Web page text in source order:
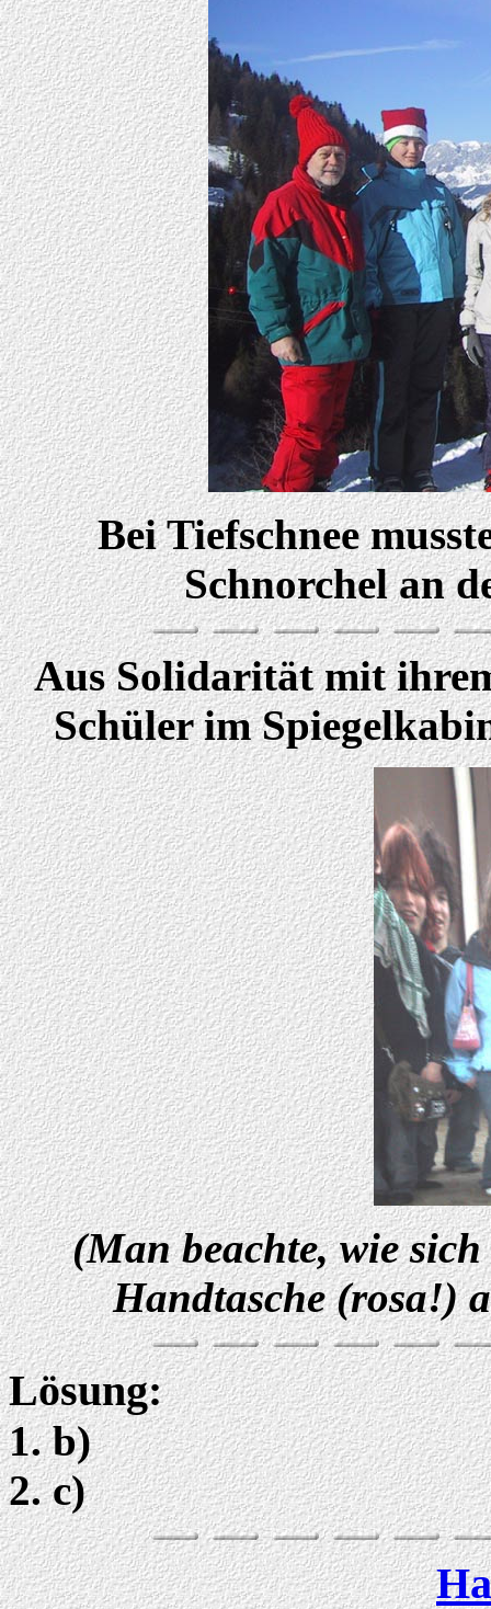
Bei Tiefschnee
Schnorchel an
Aus Solidarität mit
Schüler im
(Man beachte, wie
Handtasche (rosa!)
Lösung:
1. b)
2. c)